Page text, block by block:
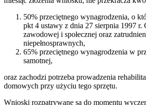
50% przeciętnego wynagrodzenia, o
pkt 4 ustawy z dnia 27 sierpnia 1997 r.
zawodowej i społecznej oraz
niepełnosprawnych,
65% przeciętnego wynagrodzenia w
samotnej,
oraz zachodzi potrzeba prowadzenia
domowych przy użyciu tego sprzętu.
Wnioski rozpatrywane są do momentu